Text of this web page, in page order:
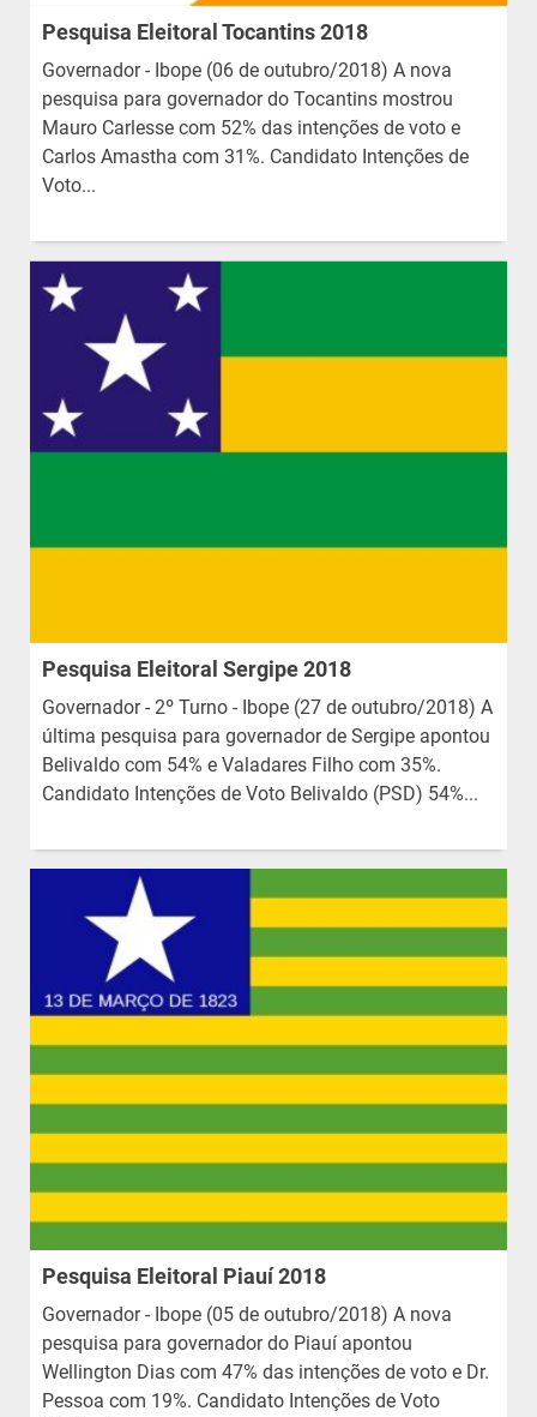
Pesquisa Eleitoral Tocantins 2018
Governador - Ibope (06 de outubro/2018) A nova
pesquisa para governador do Tocantins mostrou
Mauro Carlesse com 52% das intenções de voto e
Carlos Amastha com 31%. Candidato Intenções de
Voto...
Pesquisa Eleitoral Sergipe 2018
Governador - 2º Turno - Ibope (27 de outubro/2018) A
última pesquisa para governador de Sergipe apontou
Belivaldo com 54% e Valadares Filho com 35%.
Candidato Intenções de Voto Belivaldo (PSD) 54%...
Pesquisa Eleitoral Piauí 2018
Governador - Ibope (05 de outubro/2018) A nova
pesquisa para governador do Piauí apontou
Wellington Dias com 47% das intenções de voto e Dr.
Pessoa com 19%. Candidato Intenções de Voto